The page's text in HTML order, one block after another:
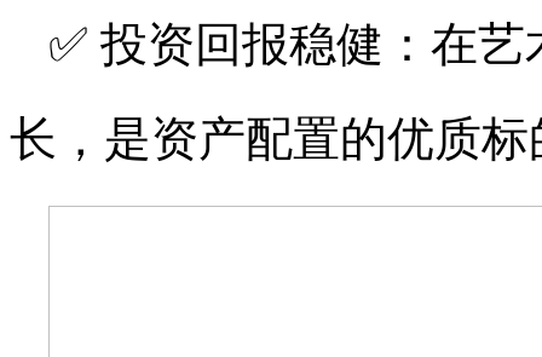
✅ 投资回报稳健：在
长，是资产配置的优质标